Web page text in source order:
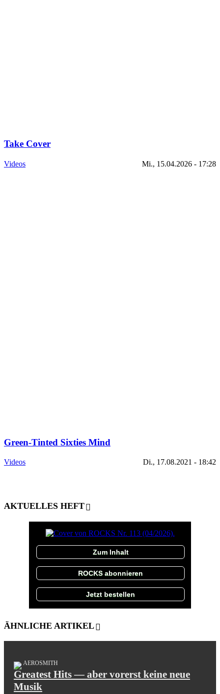
Take Cover
Videos Mi., 15.04.2026 - 17:28
Green-Tinted Sixties Mind
Videos Di., 17.08.2021 - 18:42
AKTUELLES HEFT
Zum Inhalt
ROCKS abonnieren
Jetzt bestellen
ÄHNLICHE ARTIKEL
AEROSMITH
Greatest Hits — aber vorerst keine neue
Musik